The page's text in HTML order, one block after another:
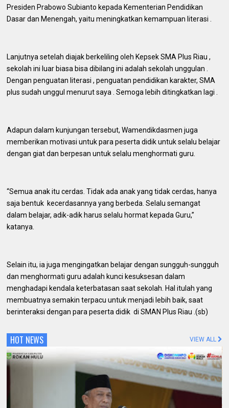
Presiden Prabowo Subianto kepada Kementerian Pendidikan
Dasar dan Menengah, yaitu meningkatkan kemampuan literasi .
Lanjutnya setelah diajak berkeliling oleh Kepsek SMA Plus Riau ,
sekolah ini luar biasa bisa dibilang ini adalah sekolah unggulan .
Dengan penguatan literasi , penguatan pendidikan karakter, SMA
plus sudah unggul menurut saya . Semoga lebih ditingkatkan lagi .
Adapun dalam kunjungan tersebut, Wamendikdasmen juga
memberikan motivasi untuk para peserta didik untuk selalu belajar
dengan giat dan berpesan untuk selalu menghormati guru.
“Semua anak itu cerdas. Tidak ada anak yang tidak cerdas, hanya
saja bentuk kecerdasannya yang berbeda. Selalu semangat
dalam belajar, adik-adik harus selalu hormat kepada Guru,”
katanya.
Selain itu, ia juga mengingatkan belajar dengan sungguh-sungguh
dan menghormati guru adalah kunci kesuksesan dalam
menghadapi kendala keterbatasan saat sekolah. Hal itulah yang
membuatnya semakin terpacu untuk menjadi lebih baik, saat
berinteraksi dengan para peserta didik di SMAN Plus Riau .(sb)
HOT NEWS VIEW ALL
fakta media Aug 09, 2026
Pemda dan Polres Rokan Hulu Intens